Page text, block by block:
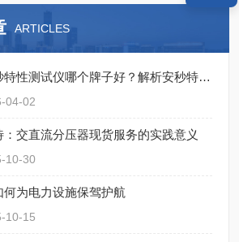
ARTICLES
直流断路器安秒特性测试仪哪个牌子好？解析安秒特性测试仪的技术与实践
04-02
交直流分压器现货服务的实践意义
10-30
为电力设施保驾护航
10-15